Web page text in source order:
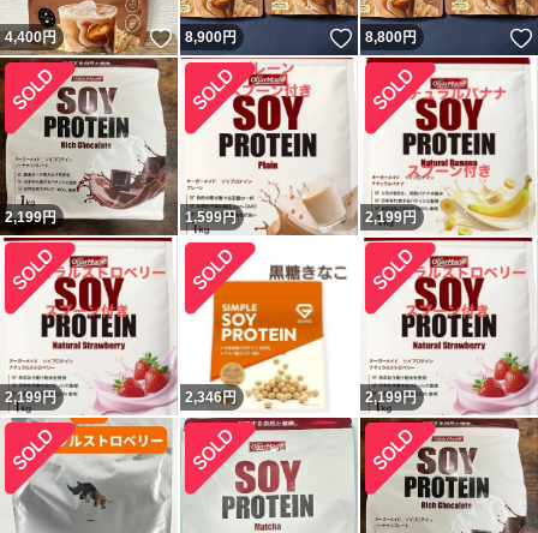
4,400円 いいね！
8,900円 いいね！
8,800円
2,199円 1,599円 2,199円
2,199円 2,346円 2,199円